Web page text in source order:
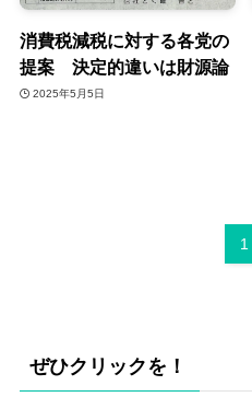
消費税減税に対する各党の
提案 決定的違いは財源論
2025年5月5日
1
ぜひクリックを！